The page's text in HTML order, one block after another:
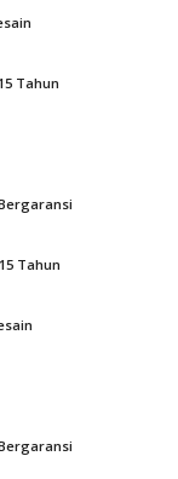
Tahun
Tahun